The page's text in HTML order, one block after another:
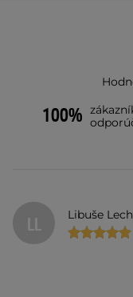
100%
LL Libuše